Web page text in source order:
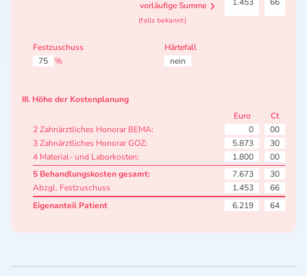
vorläufige Summe
(falls bekannt)
Festzuschuss
75
%
Härtefall
nein
III. Höhe der Kostenplanung
Euro
Ct
2 Zahnärztliches Honorar BEMA:
0
00
3 Zahnärztliches Honorar GOZ:
5.873
30
4 Material- und Laborkosten:
1.800
00
5 Behandlungskosten gesamt:
7.673
30
Abzgl. Festzuschuss
1.453
66
Eigenanteil Patient
6.219 64